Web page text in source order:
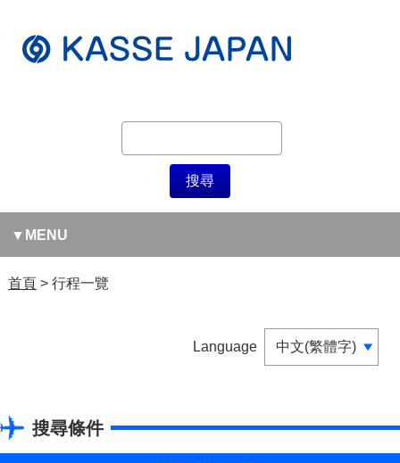
MENU
首頁 行程一覽
Language
搜尋條件